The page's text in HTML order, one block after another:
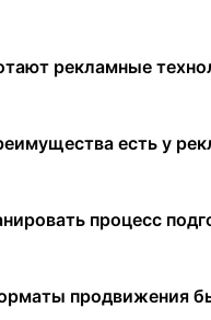
рекламные
есть у
процесс
продвижения